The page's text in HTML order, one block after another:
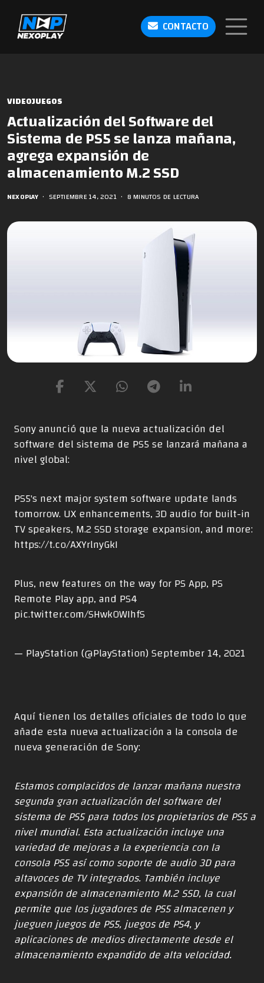
CONTACTO
VIDEOJUEGOS
Actualización del Software del
Sistema de PS5 se lanza mañana,
agrega expansión de
almacenamiento M.2 SSD
NEXOPLAY • SEPTIEMBRE 14, 2021 • 8 MINUTOS DE LECTURA
Sony anunció que la nueva actualización del
software del sistema de PS5 se lanzará mañana a
nivel global:
PS5's next major system software update lands
tomorrow. UX enhancements, 3D audio for built-in
TV speakers, M.2 SSD storage expansion, and more:
https://t.co/AXYrlnyGkI
Plus, new features on the way for PS App, PS
Remote Play app, and PS4
pic.twitter.com/SHwkOWIhfS
— PlayStation (@PlayStation)September 14, 2021
Aquí tienen los detalles oficiales de todo lo que
añade esta nueva actualización a la consola de
nueva generación de Sony:
Estamos complacidos de lanzar mañana nuestra
segunda gran actualización del software del
sistema de PS5 para todos los propietarios de PS5 a
nivel mundial. Esta actualización incluye una
variedad de mejoras a la experiencia con la
consola PS5 así como soporte de audio 3D para
altavoces de TV integrados. También incluye
expansión de almacenamiento M.2 SSD, la cual
permite que los jugadores de PS5 almacenen y
jueguen juegos de PS5, juegos de PS4, y
aplicaciones de medios directamente desde el
almacenamiento expandido de alta velocidad.